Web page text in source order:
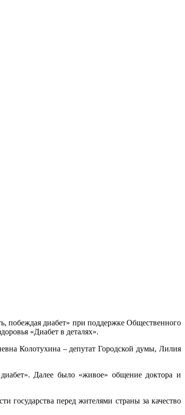
побеждая диабет» при поддержке Общественного
«Диабет в деталях».
Колотухина – депутат Городской думы, Лилия
Далее было «живое» общение доктора и
государства перед жителями страны за качество